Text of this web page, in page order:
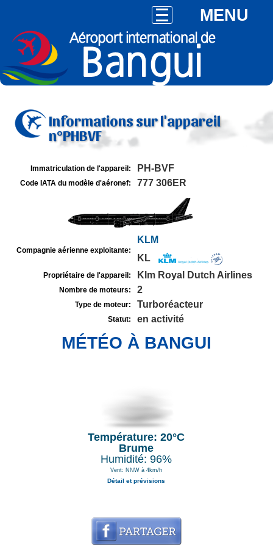
MENU
Informations sur l'appareil
n°PHBVF
Immatriculation de l'appareil: PH-BVF
Code IATA du modèle d'aéronef: 777 306ER
Compagnie aérienne exploitante:
KLM
KL
Propriétaire de l'appareil: Klm Royal Dutch Airlines
Nombre de moteurs: 2
Type de moteur: Turboréacteur
Statut: en activité
MÉTÉO À BANGUI
Température: 20°C
Brume
Humidité: 96%
Vent: NNW à 4km/h
Détail et prévisions